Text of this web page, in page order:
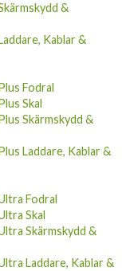
Kablar &
Fodral
Skal
Skärmskydd &
Laddare, Kablar &
Fodral
Skal
Skärmskydd &
Laddare, Kablar &